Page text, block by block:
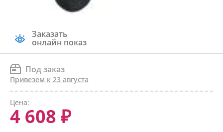
Заказать
онлайн показ
Под заказ
Привезем к 23 августа
Цена:
4 608 ₽